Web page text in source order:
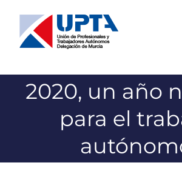
contenido
2020, un año
para el